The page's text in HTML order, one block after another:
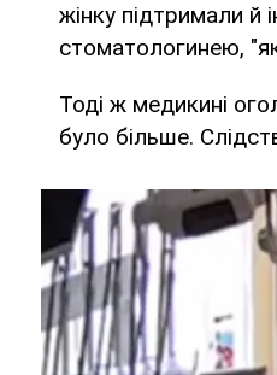
жінку підтримали й
стоматологинею,
Тоді ж медикині
було більше.